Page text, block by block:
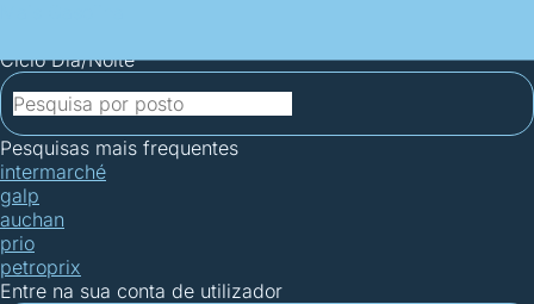
Ciclo Dia/Noite
Pesquisas mais frequentes
intermarché
galp
auchan
prio
petroprix
Entre na sua conta de utilizador